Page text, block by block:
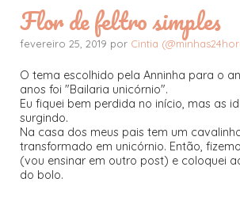
Flor de feltro simples
fevereiro 25, 2019 por Cintia
O tema escolhido pela Anninha para o
anos foi "Bailaria unicórnio".
Eu fiquei bem perdida no início, mas as
surgindo.
Na casa dos meus pais tem um
transformado em unicórnio. Então,
(vou ensinar em outro post) e coloquei
do bolo.